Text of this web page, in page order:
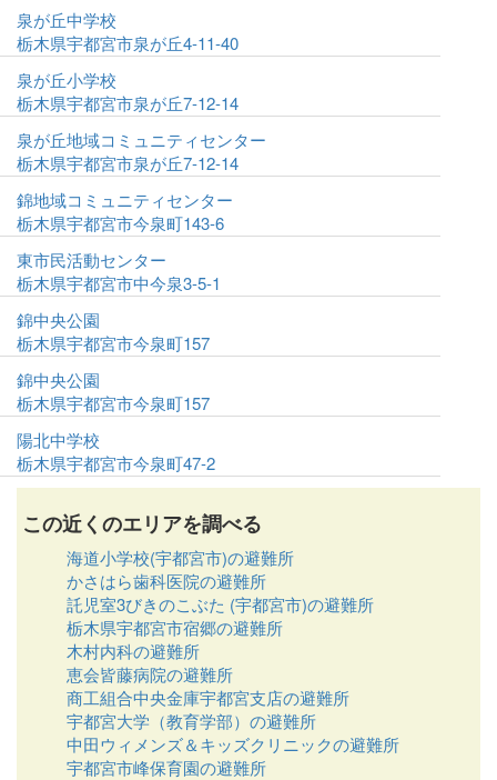
泉が丘中学校
栃木県宇都宮市泉が丘4-11-40
泉が丘小学校
栃木県宇都宮市泉が丘7-12-14
泉が丘地域コミュニティセンター
栃木県宇都宮市泉が丘7-12-14
錦地域コミュニティセンター
栃木県宇都宮市今泉町143-6
東市民活動センター
栃木県宇都宮市中今泉3-5-1
錦中央公園
栃木県宇都宮市今泉町157
錦中央公園
栃木県宇都宮市今泉町157
陽北中学校
栃木県宇都宮市今泉町47-2
この近くのエリアを調べる
海道小学校(宇都宮市)の避難所
かさはら歯科医院の避難所
託児室3びきのこぶた (宇都宮市)の避難所
栃木県宇都宮市宿郷の避難所
木村内科の避難所
恵会皆藤病院の避難所
商工組合中央金庫宇都宮支店の避難所
宇都宮大学（教育学部）の避難所
中田ウィメンズ＆キッズクリニックの避難所
宇都宮市峰保育園の避難所